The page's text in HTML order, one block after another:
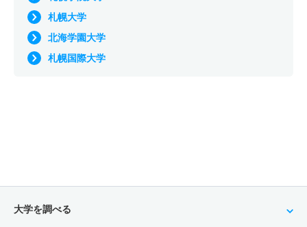
札幌大学
北海学園大学
札幌国際大学
大学を調べる